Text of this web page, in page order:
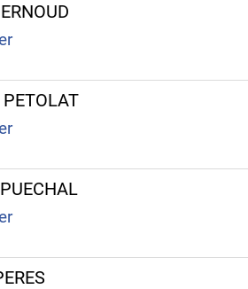
Docteur Elisabeth PETOLAT
Docteur Delphine PUECHAL
Noémie PERES